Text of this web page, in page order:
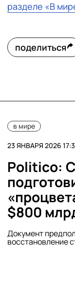
разделе «В
поделиться
в мире
23 ЯНВАРЯ 2026
Politico:
$800
Документ
восстановление